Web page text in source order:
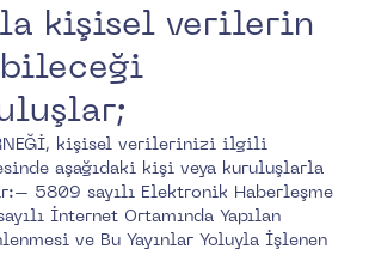
kişisel verilerin
kişisel verilerinizi ilgili
aşağıdaki kişi veya kuruluşlarla
5809 sayılı Elektronik Haberleşme
İnternet Ortamında Yapılan
ve Bu Yayınlar Yoluyla İşlenen